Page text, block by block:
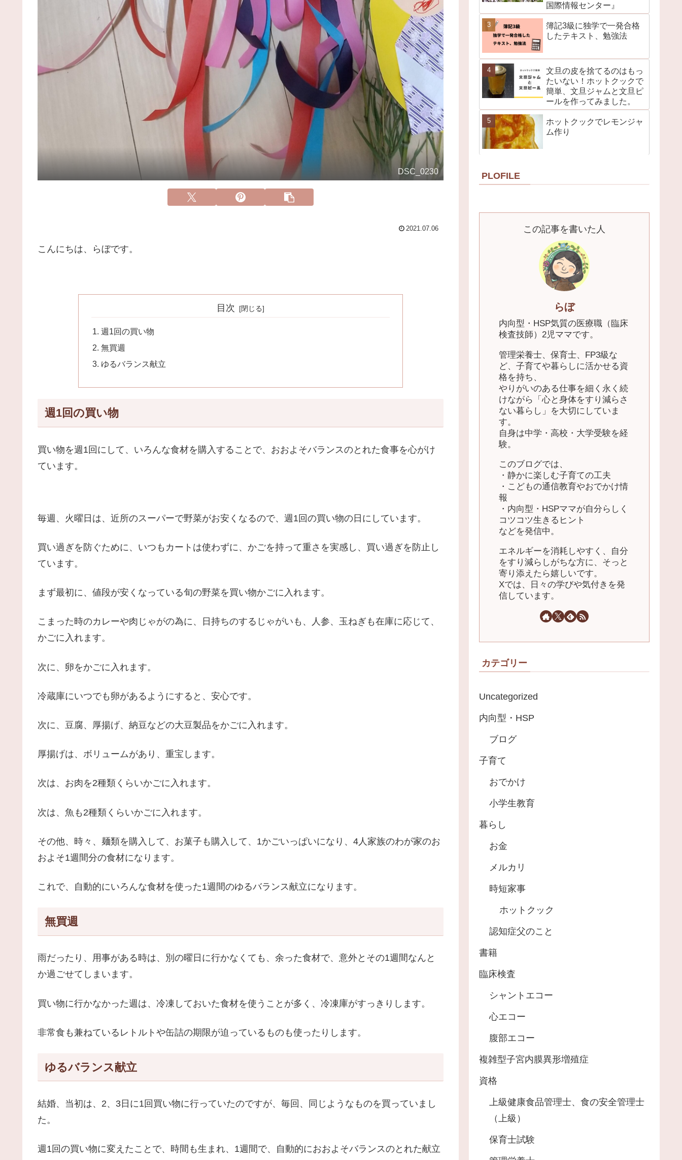
DSC_0230
2021.07.06
こんにちは、らぼです。
目次
週1回の買い物
無買週
ゆるバランス献立
週1回の買い物
買い物を週1回にして、いろんな食材を購入することで、おおよそバランスのとれた食事を心がけ
ています。
毎週、火曜日は、近所のスーパーで野菜がお安くなるので、週1回の買い物の日にしています。
買い過ぎを防ぐために、いつもカートは使わずに、かごを持って重さを実感し、買い過ぎを防止し
ています。
まず最初に、値段が安くなっている旬の野菜を買い物かごに入れます。
こまった時のカレーや肉じゃがの為に、日持ちのするじゃがいも、人参、玉ねぎも在庫に応じて、
かごに入れます。
次に、卵をかごに入れます。
冷蔵庫にいつでも卵があるようにすると、安心です。
次に、豆腐、厚揚げ、納豆などの大豆製品をかごに入れます。
厚揚げは、ボリュームがあり、重宝します。
次は、お肉を2種類くらいかごに入れます。
次は、魚も2種類くらいかごに入れます。
その他、時々、麺類を購入して、お菓子も購入して、1かごいっぱいになり、4人家族のわが家のお
およそ1週間分の食材になります。
これで、自動的にいろんな食材を使った1週間のゆるバランス献立になります。
無買週
雨だったり、用事がある時は、別の曜日に行かなくても、余った食材で、意外とその1週間なんと
か過ごせてしまいます。
買い物に行かなかった週は、冷凍しておいた食材を使うことが多く、冷凍庫がすっきりします。
非常食も兼ねているレトルトや缶詰の期限が迫っているものも使ったりします。
ゆるバランス献立
結婚、当初は、2、3日に1回買い物に行っていたのですが、毎回、同じようなものを買っていまし
た。
週1回の買い物に変えたことで、時間も生まれ、1週間で、自動的におおよそバランスのとれた献立
国際情報センター』
簿記3級に独学で一発合格
したテキスト、勉強法
文旦の皮を捨てるのはもっ
たいない！ホットクックで
簡単、文旦ジャムと文旦ピ
ールを作ってみました。
ホットクックでレモンジャ
ム作り
PLOFILE
この記事を書いた人
らぼ
内向型・HSP気質の医療職（臨床
検査技師）2児ママです。
管理栄養士、保育士、FP3級な
ど、子育てや暮らしに活かせる資
格を持ち、
やりがいのある仕事を細く永く続
けながら「心と身体をすり減らさ
ない暮らし」を大切にしていま
す。
自身は中学・高校・大学受験を経
験。
このブログでは、
・静かに楽しむ子育ての工夫
・こどもの通信教育やおでかけ情
報
・内向型・HSPママが自分らしく
コツコツ生きるヒント
などを発信中。
エネルギーを消耗しやすく、自分
をすり減らしがちな方に、そっと
寄り添えたら嬉しいです。
Xでは、日々の学びや気付きを発
信しています。
カテゴリー
Uncategorized
内向型・HSP
ブログ
子育て
おでかけ
小学生教育
暮らし
お金
メルカリ
時短家事
ホットクック
認知症父のこと
書籍
臨床検査
シャントエコー
心エコー
腹部エコー
複雑型子宮内膜異形増殖症
資格
上級健康食品管理士、食の安全管理士
（上級）
保育士試験